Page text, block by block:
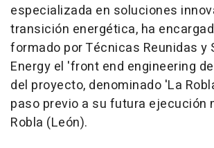
especializada en soluciones
transición energética, ha
formado por Técnicas Reunidas y
Energy el 'front end engineering
del proyecto, denominado 'La
paso previo a su futura ejecución
Robla (León).